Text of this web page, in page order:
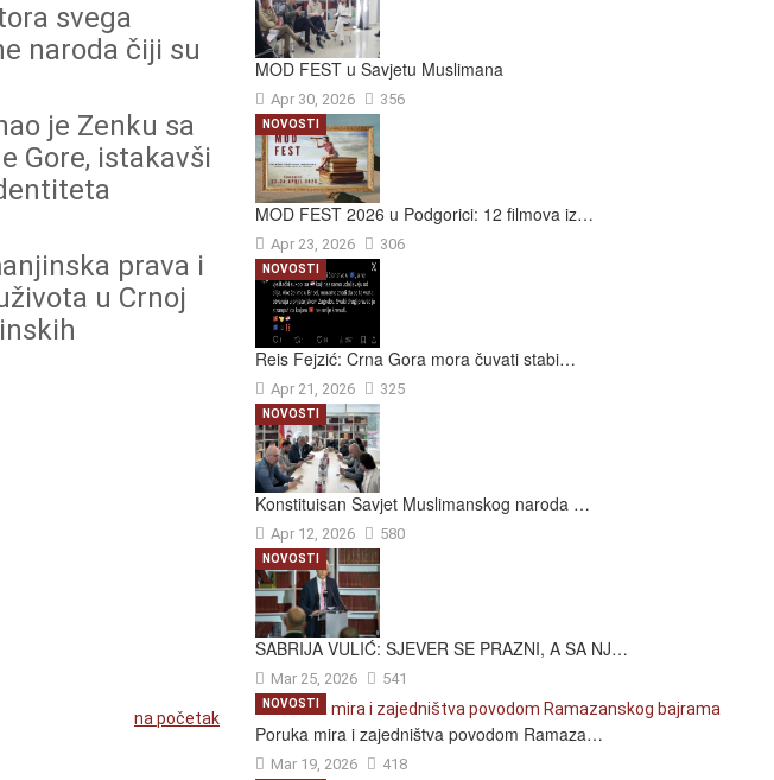
svega
naroda čiji su
je Zenku sa
Gore, istakavši
prava i
u Crnoj
na početak
MOD FEST u Savjetu Muslimana
Apr 30, 2026 356
MOD FEST 2026 u Podgorici: 12 filmova iz…
Apr 23, 2026 306
NOVOSTI
Reis Fejzić: Crna Gora mora čuvati stabi…
Apr 21, 2026 325
NOVOSTI
Konstituisan Savjet Muslimanskog naroda …
Apr 12, 2026 580
NOVOSTI
SABRIJA VULIĆ: SJEVER SE PRAZNI, A SA NJ…
Mar 25, 2026 541
NOVOSTI
Poruka mira i zajedništva povodom Ramaza…
Mar 19, 2026 418
NOVOSTI